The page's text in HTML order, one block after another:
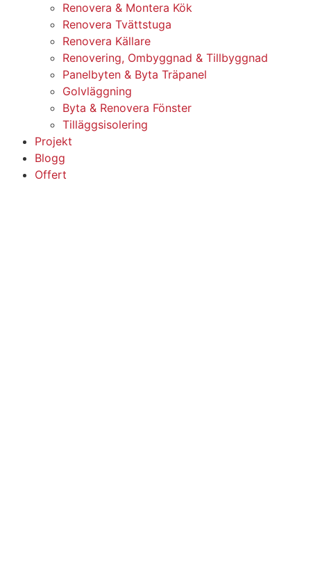
Renovera & Montera Kök
Renovera Tvättstuga
Renovera Källare
Renovering, Ombyggnad & Tillbyggnad
Panelbyten & Byta Träpanel
Golvläggning
Byta & Renovera Fönster
Tilläggsisolering
Projekt
Blogg
Offert